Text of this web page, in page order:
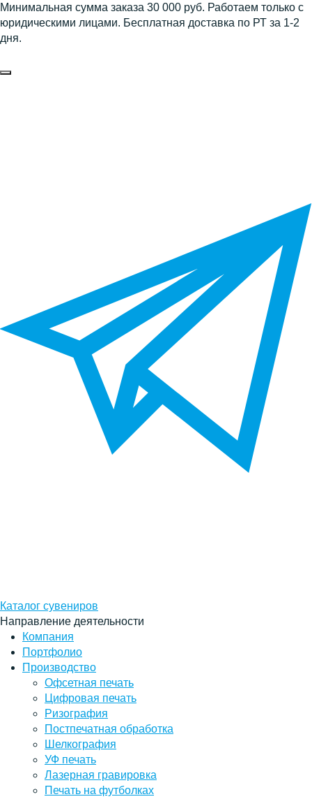
Минимальная сумма заказа 30 000 руб. Работаем только с
юридическими лицами. Бесплатная доставка по РТ за 1-2
дня.
Каталог сувениров
Направление деятельности
Компания
Портфолио
Производство
Офсетная печать
Цифровая печать
Ризография
Постпечатная обработка
Шелкография
УФ печать
Лазерная гравировка
Печать на футболках